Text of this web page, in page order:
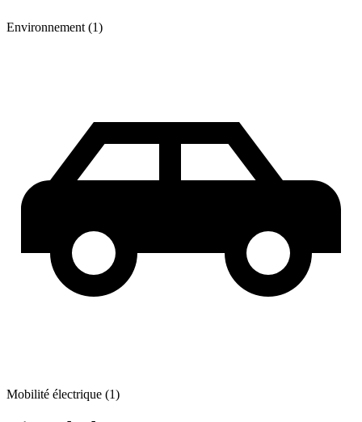
Environnement (1)
Mobilité électrique (1)